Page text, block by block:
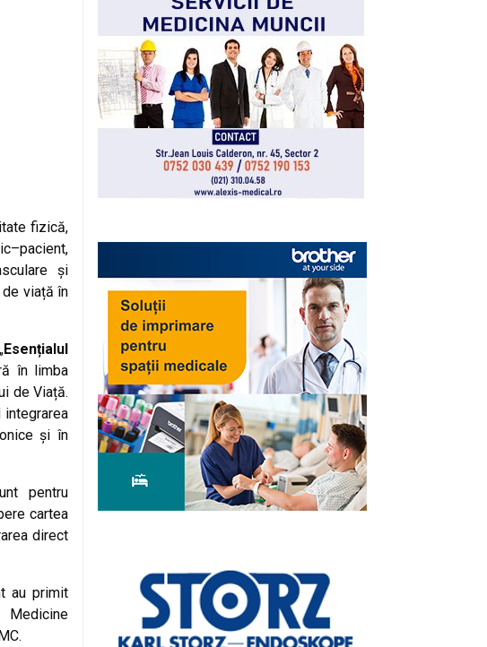
fizică,
și
viață în
Esențialul
în limba
de Viață.
și în
pentru
cartea
direct
au primit